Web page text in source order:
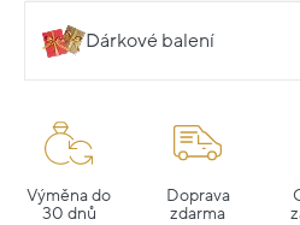
Dárkové balení
Výměna do
30 dnů
Doprava
zdarma